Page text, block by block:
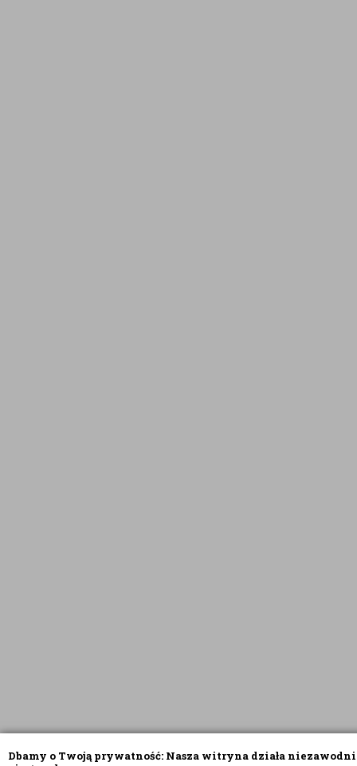
Dbamy o Twoją prywatność: Nasza witryna działa